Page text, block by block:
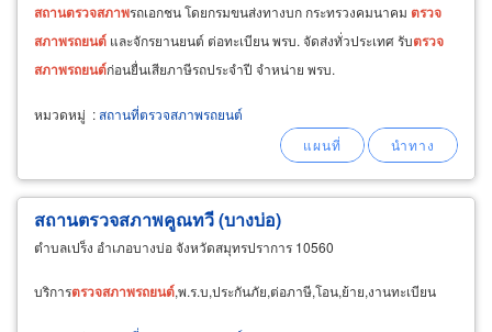
สถานตรวจสภาพรถเอกชน โดยกรมขนส่งทางบก กระทรวงคมนาคม ตรวจ
สภาพรถยนต์ และจักรยานยนต์ ต่อทะเบียน พรบ. จัดส่งทั่วประเทศ รับตรวจ
สภาพรถยนต์ก่อนยื่นเสียภาษีรถประจำปี จำหน่าย พรบ.
หมวดหมู่ :สถานที่ตรวจสภาพรถยนต์
สถานตรวจสภาพคูณทวี (บางบ่อ)
ตำบลเปร็ง อำเภอบางบ่อ จังหวัดสมุทรปราการ 10560
บริการตรวจสภาพรถยนต์,พ.ร.บ,ประกันภัย,ต่อภาษี,โอน,ย้าย,งานทะเบียน